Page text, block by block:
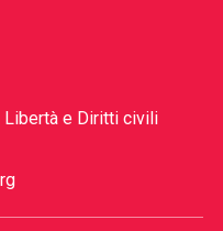
Libertà e Diritti civili